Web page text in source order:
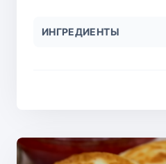
ИНГРЕДИЕНТЫ